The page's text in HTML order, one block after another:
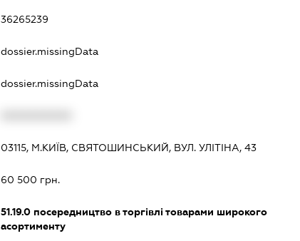
36265239
dossier.missingData
dossier.missingData
03115, М.КИЇВ, СВЯТОШИНСЬКИЙ, ВУЛ. УЛІТІНА, 43
60 500 грн.
51.19.0посередництво в торгівлі товарами широкого
асортименту